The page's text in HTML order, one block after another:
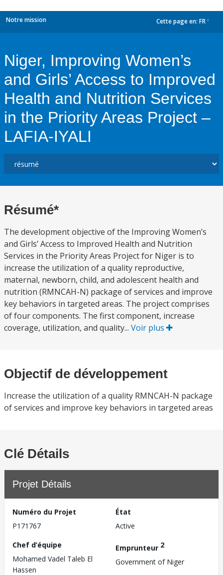
Notre mission Cette page en: FR
Niger, Improving Women’s
and Girls’ Access to Improved
Health and Nutrition Services
in the Priority Areas Project –
LAFIA-IYALI
Résumé*
The development objective of the Improving Women’s
and Girls’ Access to Improved Health and Nutrition
Services in the Priority Areas Project for Niger is to
increase the utilization of a quality reproductive,
maternal, newborn, child, and adolescent health and
nutrition (RMNCAH-N) package of services and improve
key behaviors in targeted areas. The project comprises
of four components. The first component, increase
coverage, utilization, and quality... Voir plus
Objectif de développement
Increase the utilization of a quality RMNCAH-N package
of services and improve key behaviors in targeted areas
Clé Détails
Projet Détails
Numéro du Projet
P171767
État
Active
Chef d’équipe
Mohamed Vadel Taleb El
Hassen
Emprunteur 2
Government of Niger